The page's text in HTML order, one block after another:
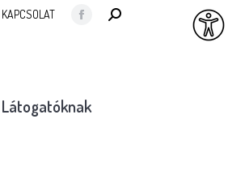
KAPCSOLAT
Facebook
new
SEARCH:
Látogatóknak